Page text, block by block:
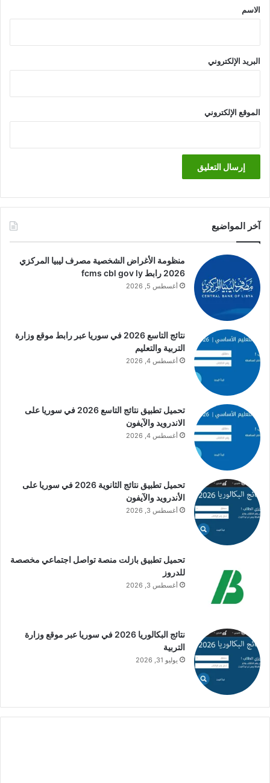
*
الاسم
البريد الإلكتروني
الموقع الإلكتروني
آخر المواضيع
منظومة الأغراض الشخصية مصرف ليبيا المركزي
2026 رابط fcms cbl gov ly
أغسطس 5, 2026
نتائج التاسع 2026 في سوريا عبر رابط موقع وزارة
التربية والتعليم
أغسطس 4, 2026
تحميل تطبيق نتائج التاسع 2026 في سوريا على
الاندرويد والآيفون
أغسطس 4, 2026
تحميل تطبيق نتائج الثانوية 2026 في سوريا على
الأندرويد والآيفون
أغسطس 3, 2026
تحميل تطبيق بازلت منصة تواصل اجتماعي مخصصة
للدروز
أغسطس 3, 2026
نتائج البكالوريا 2026 في سوريا عبر موقع وزارة
التربية
يوليو 31, 2026